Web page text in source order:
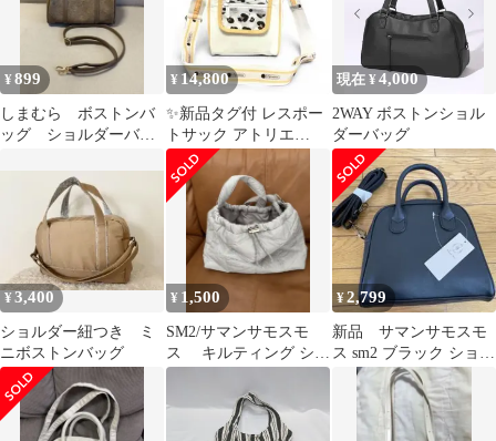
¥899
しまむら ボストンバ
ッグ ショルダーバッ
¥ 14,800
✨新品タグ付 レスポー
トサック アトリエ
2wayショルダーバッグ
レオパード
現在 ¥4,000
2WAY ボストンショル
ダーバッグ
¥3,400
ショルダー紐つき ミ
ニボストンバッグ
¥ 1,500
SM2/サマンサモスモ
ス キルティング ショ
ルダーバッグ
¥2,799
新品 サマンサモスモ
ス sm2 ブラック ショル
ダーバッグ フリーサイ